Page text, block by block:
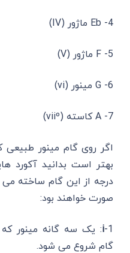
4- Eb ماژور (IV)
5- F ماژور (V)
6- G مینور (vi)
7- A کاسته (viiº)
اگر روی گام مینور طبیعی
بهتر است بدانید آکورد
درجه از این گام ساخته
صورت خواهند بود:
1-
i: یک سه گانه مینور که
گام شروع می شود.